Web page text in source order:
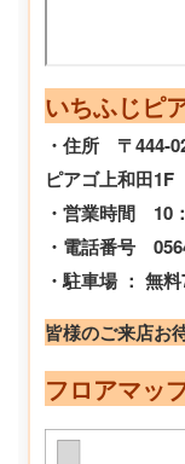
いちふじピ
・住所 〒444-
ピアゴ上和田1F
・営業時間 10
・電話番号
・駐車場 ： 無
皆様のご来店お
フロアマッ